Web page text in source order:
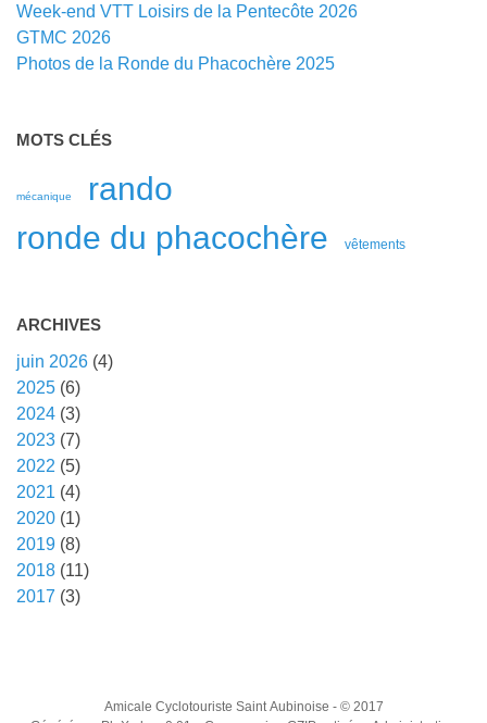
Week-end VTT Loisirs de la Pentecôte 2026
GTMC 2026
Photos de la Ronde du Phacochère 2025
MOTS CLÉS
mécanique
rando
ronde du phacochère
vêtements
ARCHIVES
juin 2026 (4)
2025 (6)
2024 (3)
2023 (7)
2022 (5)
2021 (4)
2020 (1)
2019 (8)
2018 (11)
2017 (3)
Amicale Cyclotouriste Saint Aubinoise - © 2017